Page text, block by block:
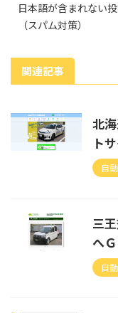
日本語が含まれない
（スパム対策）
関連記事
北
ト
自
三
へ
自